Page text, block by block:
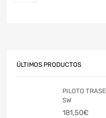
ÚLTIMOS PRODUCTOS
PILOTO
SW
181,50€